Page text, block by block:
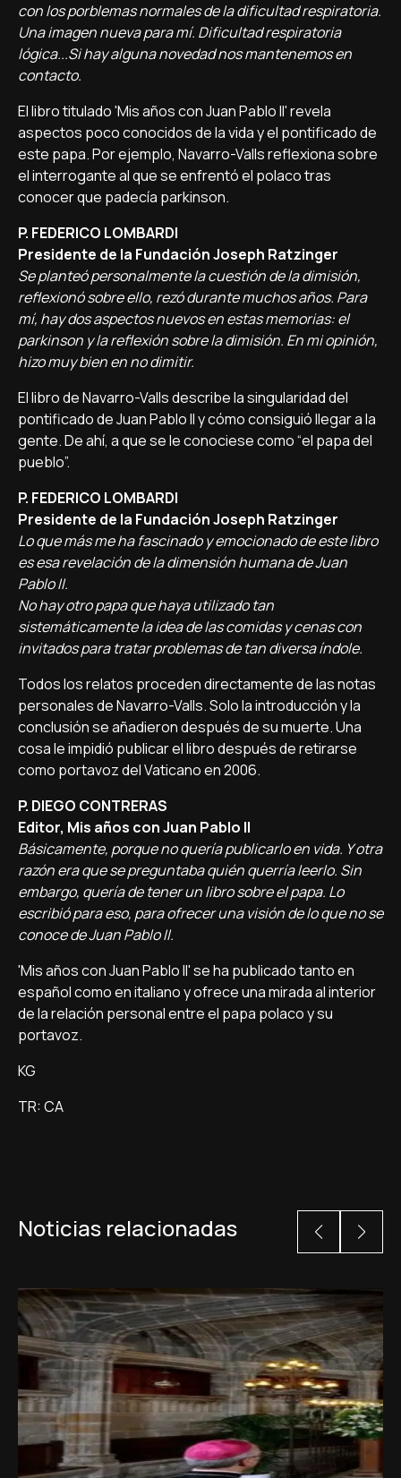
con los porblemas normales de la dificultad respiratoria.
Una imagen nueva para mí. Dificultad respiratoria
lógica...Si hay alguna novedad nos mantenemos en
contacto.
El libro titulado 'Mis años con Juan Pablo II' revela
aspectos poco conocidos de la vida y el pontificado de
este papa. Por ejemplo, Navarro-Valls reflexiona sobre
el interrogante al que se enfrentó el polaco tras
conocer que padecía parkinson.
P. FEDERICO LOMBARDI
Presidente de la Fundación Joseph Ratzinger
Se planteó personalmente la cuestión de la dimisión,
reflexionó sobre ello, rezó durante muchos años. Para
mí, hay dos aspectos nuevos en estas memorias: el
parkinson y la reflexión sobre la dimisión. En mi opinión,
hizo muy bien en no dimitir.
El libro de Navarro-Valls describe la singularidad del
pontificado de Juan Pablo II y cómo consiguió llegar a la
gente. De ahí, a que se le conociese como “el papa del
pueblo”.
P. FEDERICO LOMBARDI
Presidente de la Fundación Joseph Ratzinger
Lo que más me ha fascinado y emocionado de este libro
es esa revelación de la dimensión humana de Juan
Pablo II.
No hay otro papa que haya utilizado tan
sistemáticamente la idea de las comidas y cenas con
invitados para tratar problemas de tan diversa índole.
Todos los relatos proceden directamente de las notas
personales de Navarro-Valls. Solo la introducción y la
conclusión se añadieron después de su muerte. Una
cosa le impidió publicar el libro después de retirarse
como portavoz del Vaticano en 2006.
P. DIEGO CONTRERAS
Editor, Mis años con Juan Pablo II
Básicamente, porque no quería publicarlo en vida. Y otra
razón era que se preguntaba quién querría leerlo. Sin
embargo, quería de tener un libro sobre el papa. Lo
escribió para eso, para ofrecer una visión de lo que no se
conoce de Juan Pablo II.
'Mis años con Juan Pablo II' se ha publicado tanto en
español como en italiano y ofrece una mirada al interior
de la relación personal entre el papa polaco y su
portavoz.
KG
TR: CA
Noticias relacionadas